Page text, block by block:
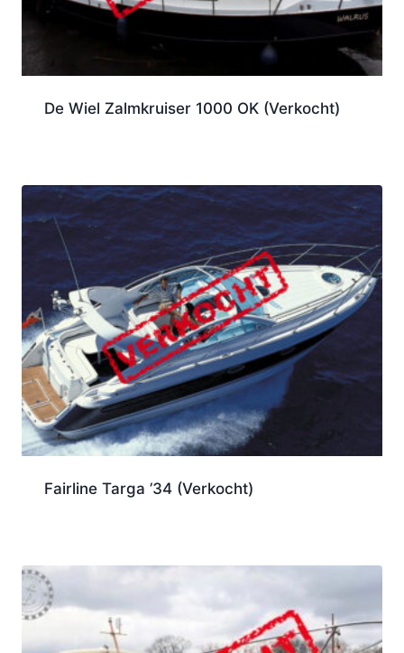
De Wiel Zalmkruiser 1000 OK (Verkocht)
Fairline Targa ’34 (Verkocht)